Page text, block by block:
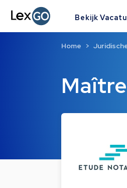
Bekijk
Home